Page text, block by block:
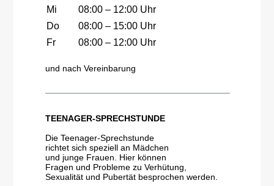
Mi
08:00 – 12:00 Uhr
Do
08:00 – 15:00 Uhr
Fr
08:00 – 12:00 Uhr
und nach Vereinbarung
TEENAGER-SPRECHSTUNDE
Die Teenager-Sprechstunde
richtet sich speziell an Mädchen
und junge Frauen. Hier können
Fragen und Probleme zu Verhütung,
Sexualität und Pubertät besprochen werden.